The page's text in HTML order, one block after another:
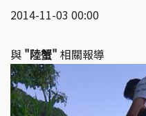
2014-11-03 00:00
與 "陸蟹" 相關報導